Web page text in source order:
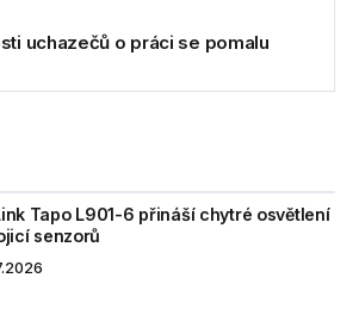
uchazečů o práci se pomalu
Tapo L901-6 přináší chytré osvětlení
senzorů